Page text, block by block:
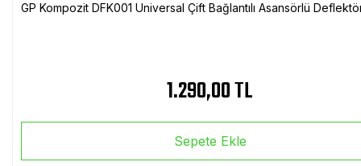
GP Kompozit DFK001 Universal Çift Bağlantılı Asansörlü
1.290,00 TL
Sepete Ekle